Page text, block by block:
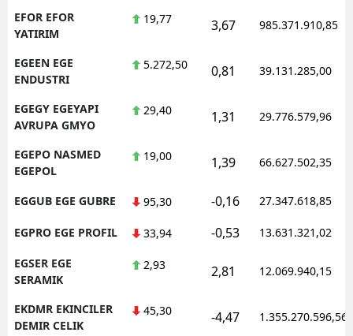
EFOR EFOR
YATIRIM
19,77 3,67 985.371.910,85
EGEEN EGE
ENDUSTRI
5.272,50 0,81 39.131.285,00
EGEGY EGEYAPI
AVRUPA GMYO
29,40 1,31 29.776.579,96
EGEPO NASMED
EGEPOL
19,00 1,39 66.627.502,35
EGGUB EGE GUBRE 95,30 -0,16 27.347.618,85
EGPRO EGE PROFIL 33,94 -0,53 13.631.321,02
EGSER EGE
SERAMIK
2,93 2,81 12.069.940,15
EKDMR EKINCILER
DEMIR CELIK
45,30 -4,47 1.355.270.596,56